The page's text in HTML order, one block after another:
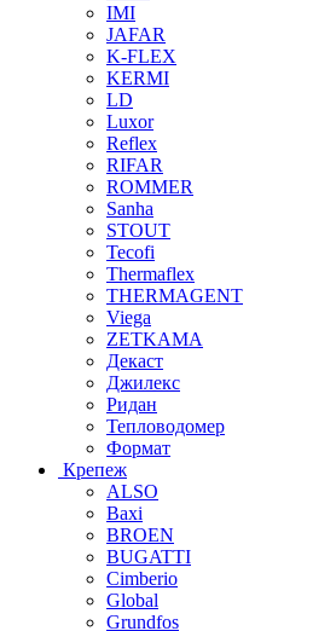
IMI
JAFAR
K-FLEX
KERMI
LD
Luxor
Reflex
RIFAR
ROMMER
Sanha
STOUT
Tecofi
Thermaflex
THERMAGENT
Viega
ZETKAMA
Декаст
Джилекс
Ридан
Тепловодомер
Формат
Крепеж
ALSO
Baxi
BROEN
BUGATTI
Cimberio
Global
Grundfos